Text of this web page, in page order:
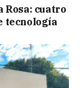
Rosa: cuatro
tecnología